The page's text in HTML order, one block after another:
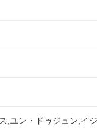
,ユン・ドゥジュン,イ